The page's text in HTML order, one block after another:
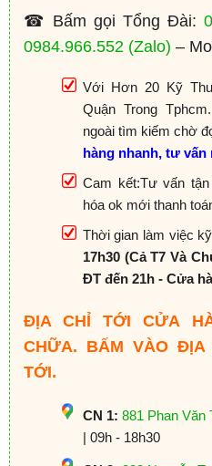
☎ Bấm gọi Tổng Đài:
0984.966.552 (Zalo) –
Với Hơn 20 Kỹ
Quận Trong
ngoài tìm kiếm chờ
hàng nhanh, tư vấn
Cam kết:Tư vấn
hóa ok mới thanh
Thời gian làm việc
17h30 (Cả T7 Và
ĐT đến 21h - Cửa
ĐỊA CHỈ TỚI CỬA
CHỮA. BẤM VÀO
TỚI.
CN 1: 881 Phan Văn
| 09h - 18h30